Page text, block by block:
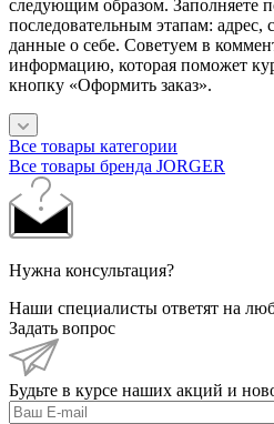
следующим образом. Заполняете
последовательным этапам: адрес,
данные о себе. Советуем в
информацию, которая поможет
кнопку «Оформить заказ».
Все товары категории
Все товары бренда JORGER
Нужна консультация?
Наши специалисты ответят на
Задать вопрос
Будьте в курсе наших акций и